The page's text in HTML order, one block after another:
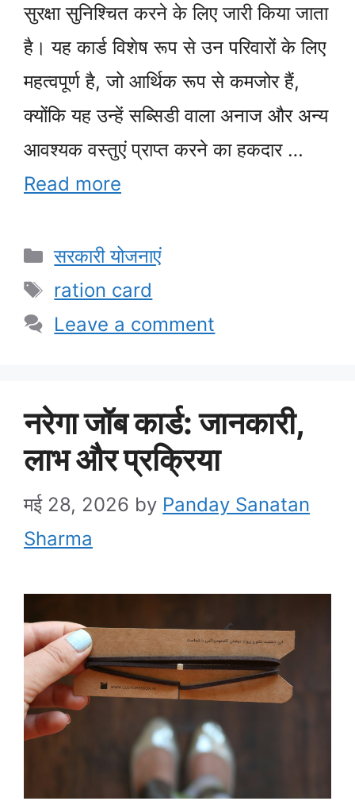
सुरक्षा सुनिश्चित करने के लिए जारी किया जाता
है। यह कार्ड विशेष रूप से उन परिवारों के लिए
महत्वपूर्ण है, जो आर्थिक रूप से कमजोर हैं,
क्योंकि यह उन्हें सब्सिडी वाला अनाज और अन्य
आवश्यक वस्तुएं प्राप्त करने का हकदार …
Read more
Categories
सरकारी योजनाएं
Tags
ration card
Leave a comment
नरेगा जॉब कार्ड: जानकारी,
लाभ और प्रक्रिया
मई 28, 2026 by Panday Sanatan
Sharma